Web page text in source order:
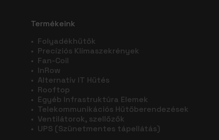
Termékeink
• Folyadékhűtők
• Precíziós Klímaszekrények
• Fan-Coil
• InRow
• Alternatív IT Hűtés
• Rooftop
• Egyéb Infrastruktúra Elemek
• Telekommunikációs Hűtőberendezések
• Ventilátorok, szellőzők
• UPS (Szünetmentes tápellátás)